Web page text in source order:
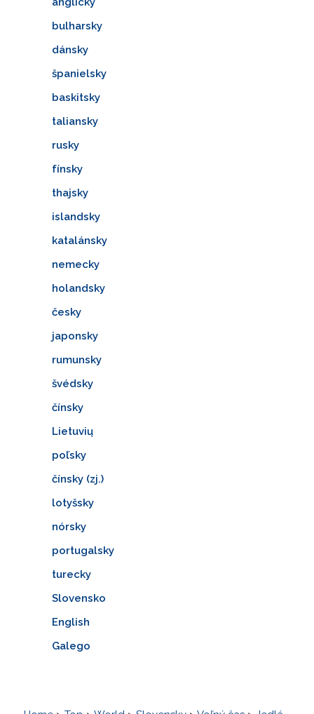
bulharsky
dánsky
španielsky
baskitsky
taliansky
rusky
fínsky
thajsky
islandsky
katalánsky
nemecky
holandsky
česky
japonsky
rumunsky
švédsky
čínsky
Lietuvių
poľsky
čínsky (zj.)
lotyšsky
nórsky
portugalsky
turecky
Slovensko
English
Galego